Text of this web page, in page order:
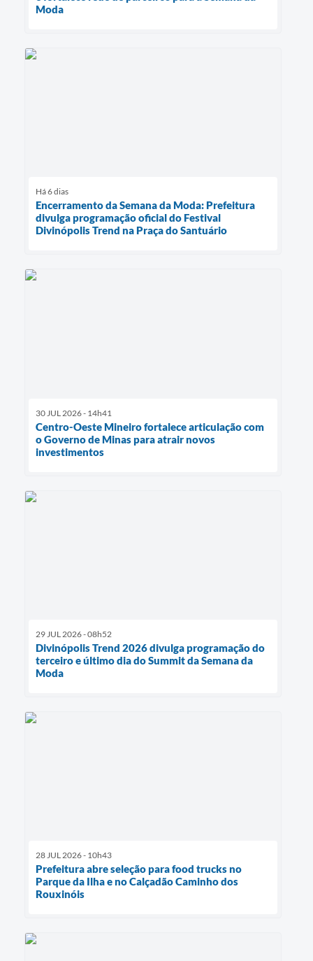
Moda
Há 6 dias
Encerramento da Semana da Moda: Prefeitura
divulga programação oficial do Festival
Divinópolis Trend na Praça do Santuário
30 JUL 2026 - 14h41
Centro-Oeste Mineiro fortalece articulação com
o Governo de Minas para atrair novos
investimentos
29 JUL 2026 - 08h52
Divinópolis Trend 2026 divulga programação do
terceiro e último dia do Summit da Semana da
Moda
28 JUL 2026 - 10h43
Prefeitura abre seleção para food trucks no
Parque da Ilha e no Calçadão Caminho dos
Rouxinóis